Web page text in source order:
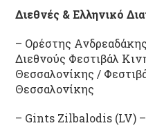
Διεθνές & Ελληνικό
– Ορέστης
Διεθνούς Φεστιβάλ
Θεσσαλονίκης /
Θεσσαλονίκης
– Gints Zilbalodis (LV)